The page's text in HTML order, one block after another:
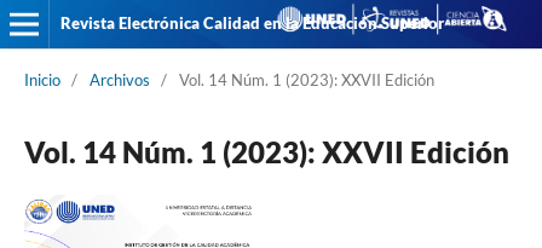
Revista Electrónica Calidad en la Educación Superior
Inicio / Archivos / Vol. 14 Núm. 1 (2023): XXVII Edición
Vol. 14 Núm. 1 (2023): XXVII Edición